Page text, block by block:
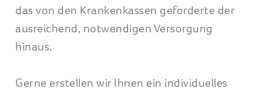
das von den Krankenkassen geforderte der
ausreichend, notwendigen Versorgung
hinaus.
Gerne erstellen wir Ihnen ein individuelles